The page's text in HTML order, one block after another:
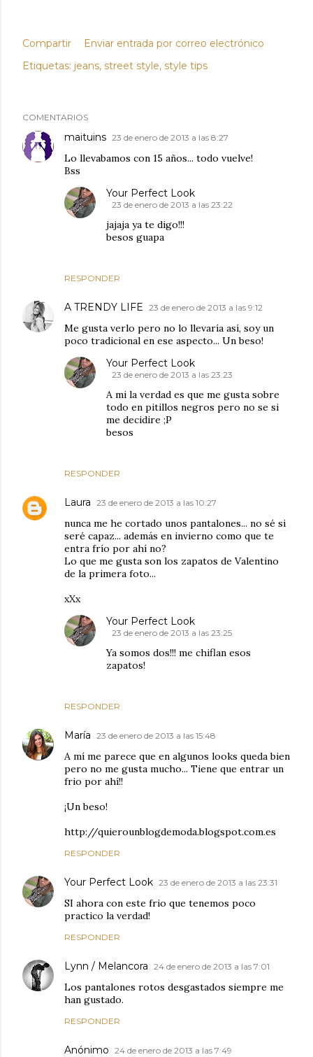
Compartir
Enviar entrada por correo electrónico
Etiquetas: jeans street style style tips
COMENTARIOS
maituins 23 de enero de 2013 a las 8:27
Lo llevabamos con 15 años... todo vuelve!
Bss
RESPONDER
Your Perfect Look
23 de enero de 2013 a las 23:22
jajaja ya te digo!!!
besos guapa
A TRENDY LIFE 23 de enero de 2013 a las 9:12
Me gusta verlo pero no lo llevaría así, soy un
poco tradicional en ese aspecto... Un beso!
RESPONDER
Your Perfect Look
23 de enero de 2013 a las 23:23
A mi la verdad es que me gusta sobre
todo en pitillos negros pero no se si
me decidire ;P
besos
Laura 23 de enero de 2013 a las 10:27
nunca me he cortado unos pantalones... no sé si
seré capaz... además en invierno como que te
entra frío por ahí no?
Lo que me gusta son los zapatos de Valentino
de la primera foto...
xXx
RESPONDER
Your Perfect Look
23 de enero de 2013 a las 23:25
Ya somos dos!!! me chiflan esos
zapatos!
María 23 de enero de 2013 a las 15:48
A mí me parece que en algunos looks queda bien
pero no me gusta mucho... Tiene que entrar un
frio por ahí!!
¡Un beso!
http://quierounblogdemoda.blogspot.com.es
RESPONDER
Your Perfect Look 23 de enero de 2013 a las 23:31
SI ahora con este frio que tenemos poco
practico la verdad!
RESPONDER
Lynn / Melancora 24 de enero de 2013 a las 7:01
Los pantalones rotos desgastados siempre me
han gustado.
RESPONDER
Anónimo 24 de enero de 2013 a las 7:49